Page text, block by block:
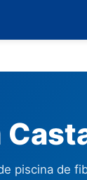
piscina de